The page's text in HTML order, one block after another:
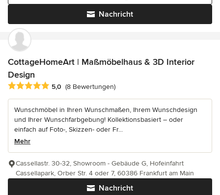
Nachricht
CottageHomeArt | Maßmöbelhaus & 3D Interior
Design
Durchschnittliche Bewertung: 5 von 5 Sternen
5,0 (8 Bewertungen)
Wunschmöbel in Ihren Wunschmaßen, Ihrem Wunschdesign
und Ihrer Wunschfarbgebung! Kollektionsbasiert – oder
einfach auf Foto-, Skizzen- oder Fr...
Mehr
Nachricht
Cassellastr. 30-32, Showroom - Gebäude G, Hofeinfahrt
Cassellapark, Orber Str. 4 oder 7, 60386 Frankfurt am Main